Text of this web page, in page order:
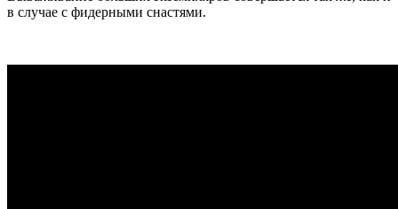
в случае с фидерными снастями.